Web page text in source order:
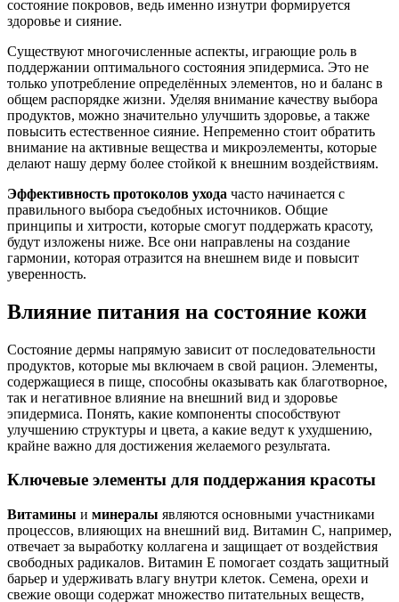
состояние покровов, ведь именно изнутри формируется
здоровье и сияние.
Существуют многочисленные аспекты, играющие роль в
поддержании оптимального состояния эпидермиса. Это не
только употребление определённых элементов, но и баланс в
общем распорядке жизни. Уделяя внимание качеству выбора
продуктов, можно значительно улучшить здоровье, а также
повысить естественное сияние. Непременно стоит обратить
внимание на активные вещества и микроэлементы, которые
делают нашу дерму более стойкой к внешним воздействиям.
Эффективность протоколов ухода часто начинается с
правильного выбора съедобных источников. Общие
принципы и хитрости, которые смогут поддержать красоту,
будут изложены ниже. Все они направлены на создание
гармонии, которая отразится на внешнем виде и повысит
уверенность.
Влияние питания на состояние кожи
Состояние дермы напрямую зависит от последовательности
продуктов, которые мы включаем в свой рацион. Элементы,
содержащиеся в пище, способны оказывать как благотворное,
так и негативное влияние на внешний вид и здоровье
эпидермиса. Понять, какие компоненты способствуют
улучшению структуры и цвета, а какие ведут к ухудшению,
крайне важно для достижения желаемого результата.
Ключевые элементы для поддержания красоты
Витамины и минералы являются основными участниками
процессов, влияющих на внешний вид. Витамин C, например,
отвечает за выработку коллагена и защищает от воздействия
свободных радикалов. Витамин E помогает создать защитный
барьер и удерживать влагу внутри клеток. Семена, орехи и
свежие овощи содержат множество питательных веществ,